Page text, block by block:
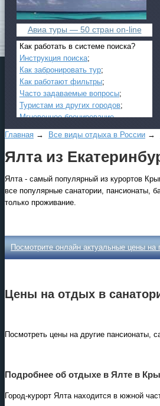
Авиа туры — 50 стран on-line
Как работать в системе поиска?
Инструкция поиска;
Как забронировать тур;
Как работают фильтры;
Часто задаваемые вопросы;
Туристам из других городов;
Мгновенное бронирование.
Самые популярные:
Автобусные туры на черное
Великий Устюгна Новый
Главная → Все виды отдыха в России →
Ялта из
Ялта - самый популярный из курортов
все популярные санатории, пансионаты,
только проживание.
Посмотрите онлайн актуальные цены
Цены на отдых в
Посмотреть цены на другие пансионаты,
Подробнее об отдыхе в Ялте в
Город-курорт Ялта находится в южной